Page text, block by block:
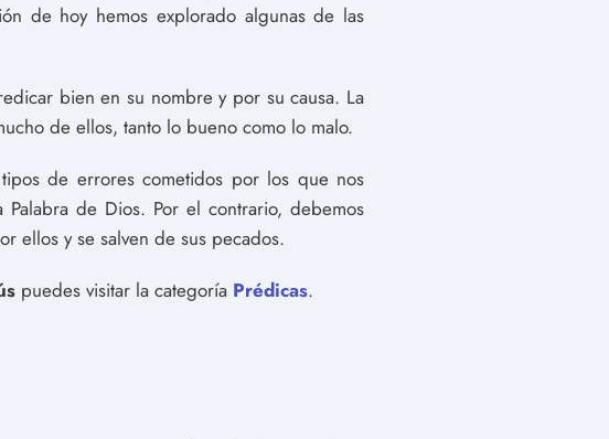
de hoy hemos explorado algunas de las
bien en su nombre y por su causa. La
de ellos, tanto lo bueno como lo malo.
de errores cometidos por los que nos
de Dios. Por el contrario, debemos
ellos y se salven de sus pecados.
puedes visitar la categoría Prédicas.